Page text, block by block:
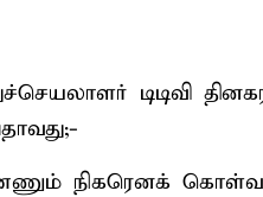
டிடிவி
நிகரெனக்